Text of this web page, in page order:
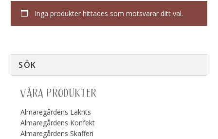
Inga produkter hittades som motsvarar ditt val.
VÅRA PRODUKTER
Almaregårdens Lakrits
Almaregårdens Konfekt
Almaregårdens Skafferi